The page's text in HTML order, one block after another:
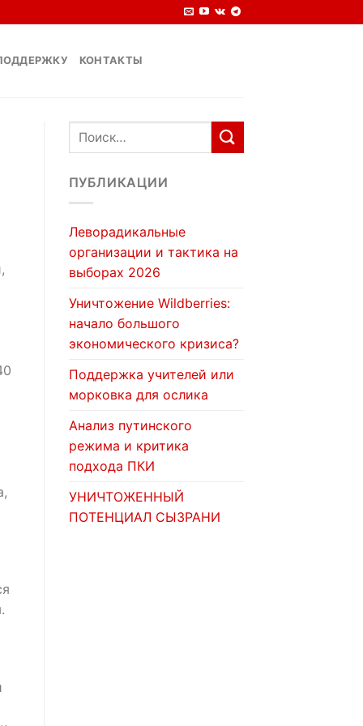
КОНТАКТЫ
ПУБЛИКАЦИИ
Леворадикальные
организации и тактика на
выборах 2026
Уничтожение Wildberries:
начало большого
экономического кризиса?
Поддержка учителей или
морковка для ослика
Анализ путинского
режима и критика
подхода ПКИ
УНИЧТОЖЕННЫЙ
ПОТЕНЦИАЛ СЫЗРАНИ